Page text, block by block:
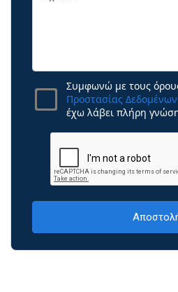
Συμφωνώ με τους
Προστασίας Δεδομένων
έχω λάβει πλήρη